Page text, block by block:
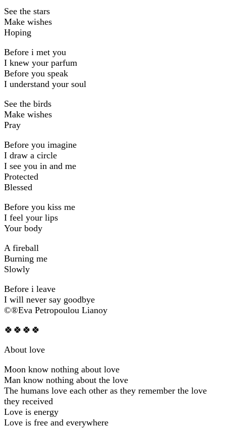
See the stars
Make wishes
Hoping
Before i met you
I knew your parfum
Before you speak
I understand your soul
See the birds
Make wishes
Pray
Before you imagine
I draw a circle
I see you in and me
Protected
Blessed
Before you kiss me
I feel your lips
Your body
A fireball
Burning me
Slowly
Before i leave
I will never say goodbye
©®Eva Petropoulou Lianoy
🍀🍀🍀🍀
Αbout love
Moon know nothing about love
Man know nothing about the love
The humans love each other as they remember the love
they received
Love is energy
Love is free and everywhere